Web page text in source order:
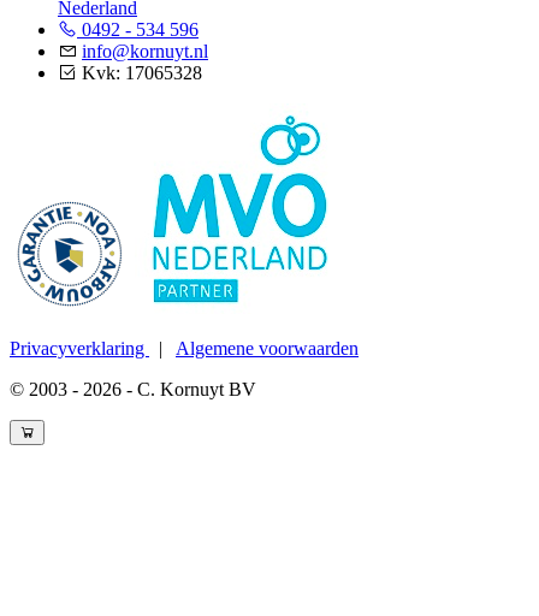
Nederland
0492 - 534 596
info@kornuyt.nl
Kvk: 17065328
Privacyverklaring | Algemene voorwaarden
© 2003 - 2026 - C. Kornuyt BV